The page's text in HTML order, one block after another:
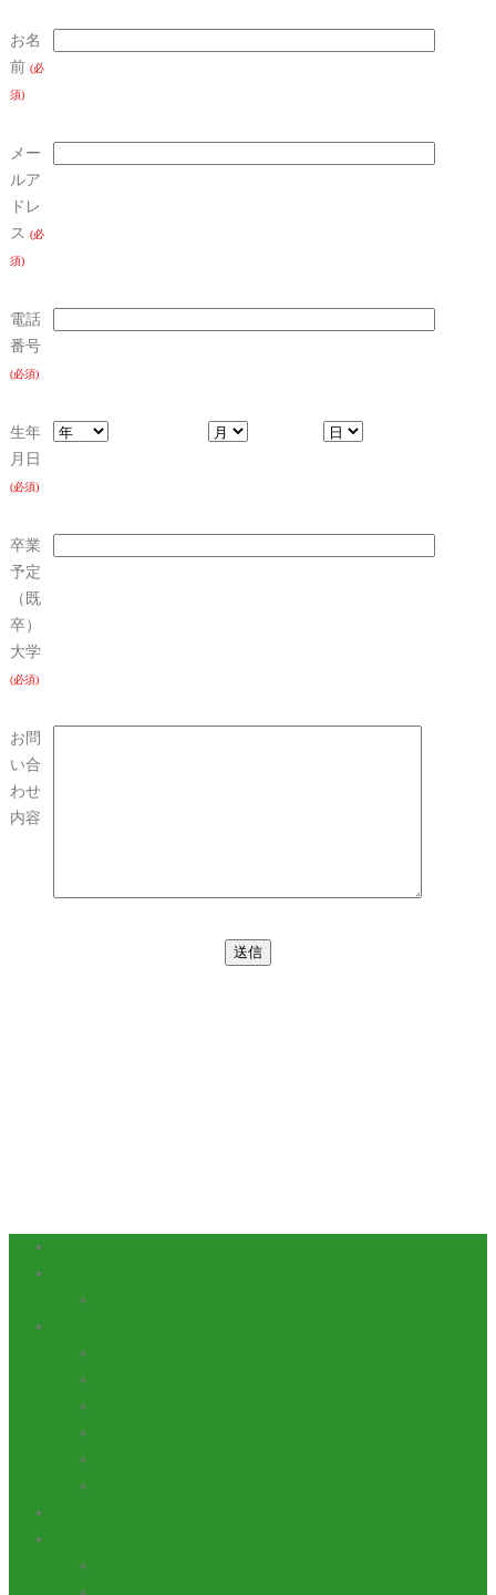
お名
前 (必
須)
メー
ルア
ドレ
ス (必
須)
電話
番号
(必須)
生年
月日
(必須)
卒業
予定
（既
卒）
大学
(必須)
お問
い合
わせ
内容